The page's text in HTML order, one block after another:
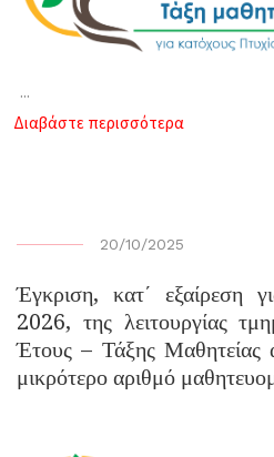
...
Διαβάστε περισσότερα
20/10/2025
Έγκριση, κατ΄ εξαίρεση
2026, της λειτουργίας
Έτους – Τάξης
μικρότερο αριθμό